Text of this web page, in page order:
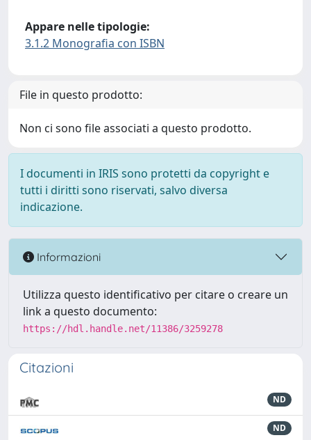
Appare nelle tipologie:
3.1.2 Monografia con ISBN
File in questo prodotto:
Non ci sono file associati a questo prodotto.
I documenti in IRIS sono protetti da copyright e
tutti i diritti sono riservati, salvo diversa
indicazione.
Informazioni
Utilizza questo identificativo per citare o creare un
link a questo documento:
https://hdl.handle.net/11386/3259278
Citazioni
ND
ND